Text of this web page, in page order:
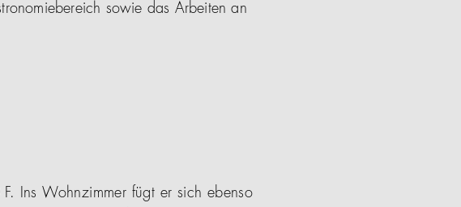
sowie das Arbeiten an
Ins Wohnzimmer fügt er sich ebenso